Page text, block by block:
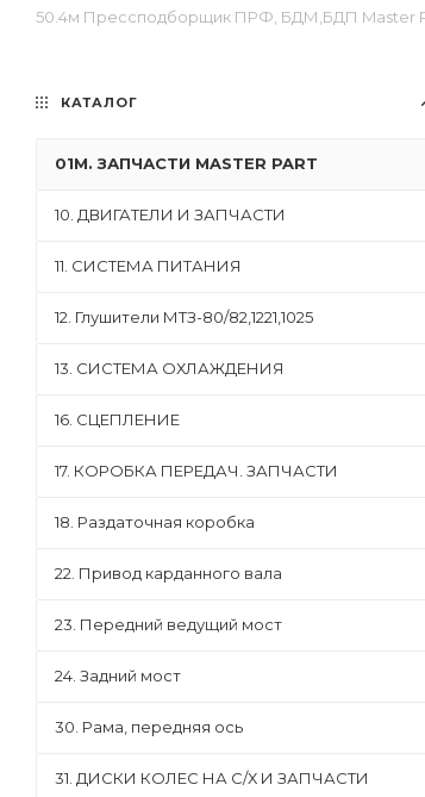
50.4м Прессподборщик ПРФ, БДМ,БДП Master
КАТАЛОГ
01М. ЗАПЧАСТИ MASTER PART
10. ДВИГАТЕЛИ И ЗАПЧАСТИ
11. СИСТЕМА ПИТАНИЯ
12. Глушители МТЗ-80/82,1221,1025
13. СИСТЕМА ОХЛАЖДЕНИЯ
16. СЦЕПЛЕНИЕ
17. КОРОБКА ПЕРЕДАЧ. ЗАПЧАСТИ
18. Раздаточная коробка
22. Привод карданного вала
23. Передний ведущий мост
24. Задний мост
30. Рама, передняя ось
31. ДИСКИ КОЛЕС НА С/Х И ЗАПЧАСТИ